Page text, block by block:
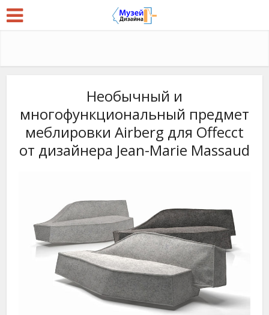
Необычный и
многофункциональный предмет
меблировки Airberg для Offecct
от дизайнера Jean-Marie Massaud